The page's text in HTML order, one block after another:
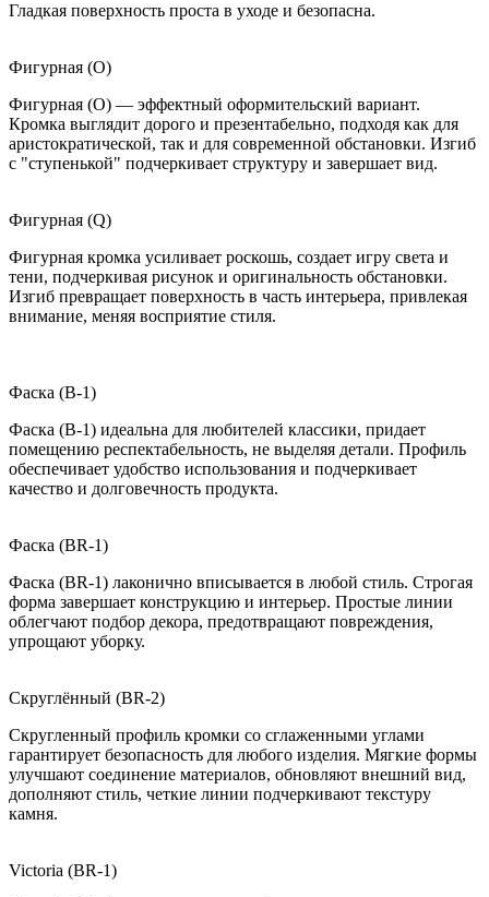
Гладкая поверхность проста в уходе и безопасна.
Фигурная (O)
Фигурная (O) — эффектный оформительский вариант.
Кромка выглядит дорого и презентабельно, подходя как для
аристократической, так и для современной обстановки. Изгиб
с "ступенькой" подчеркивает структуру и завершает вид.
Фигурная (Q)
Фигурная кромка усиливает роскошь, создает игру света и
тени, подчеркивая рисунок и оригинальность обстановки.
Изгиб превращает поверхность в часть интерьера, привлекая
внимание, меняя восприятие стиля.
Фаска (B-1)
Фаска (B-1) идеальна для любителей классики, придает
помещению респектабельность, не выделяя детали. Профиль
обеспечивает удобство использования и подчеркивает
качество и долговечность продукта.
Фаска (BR-1)
Фаска (BR-1) лаконично вписывается в любой стиль. Строгая
форма завершает конструкцию и интерьер. Простые линии
облегчают подбор декора, предотвращают повреждения,
упрощают уборку.
Скруглённый (BR-2)
Скругленный профиль кромки со сглаженными углами
гарантирует безопасность для любого изделия. Мягкие формы
улучшают соединение материалов, обновляют внешний вид,
дополняют стиль, четкие линии подчеркивают текстуру
камня.
Victoria (BR-1)